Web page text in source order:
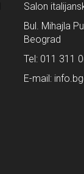
Salon
Bul. Mihajla
Beograd
Tel: 011 311
E-mail: